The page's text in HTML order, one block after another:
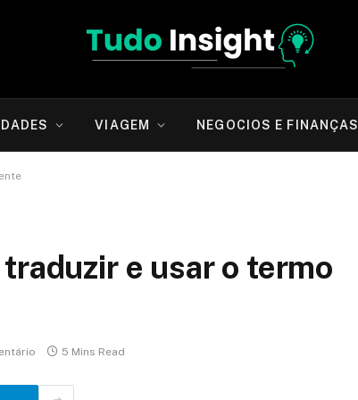
VIAGEM NEGOCIOS E FINANÇAS
e usar o termo
5 Mins Read